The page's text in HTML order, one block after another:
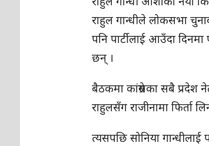
राहुल गान्धीले लोकसभा
पनि पार्टीलाई आउँदा
छन् ।
बैठकमा कांग्रेसका सबै प्रदेश
राहुलसँग राजीनामा फिर्ता
त्यसपछि सोनिया